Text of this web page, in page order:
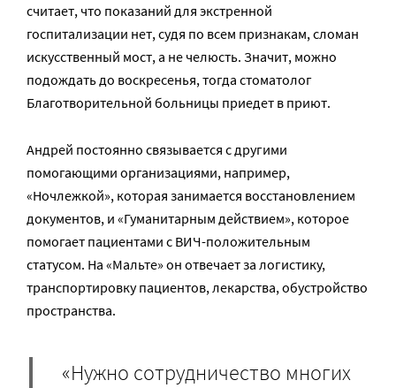
считает, что показаний для экстренной
госпитализации нет, судя по всем признакам, сломан
искусственный мост, а не челюсть. Значит, можно
подождать до воскресенья, тогда стоматолог
Благотворительной больницы приедет в приют.
Андрей постоянно связывается с другими
помогающими организациями, например,
«Ночлежкой», которая занимается восстановлением
документов, и «Гуманитарным действием», которое
помогает пациентами с ВИЧ-положительным
статусом. На «Мальте» он отвечает за логистику,
транспортировку пациентов, лекарства, обустройство
пространства.
«Нужно сотрудничество многих